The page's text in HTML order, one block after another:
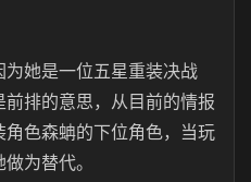
她是一位五星重装决战
排的意思，从目前的情报
色森蚺的下位角色，当玩
为替代。